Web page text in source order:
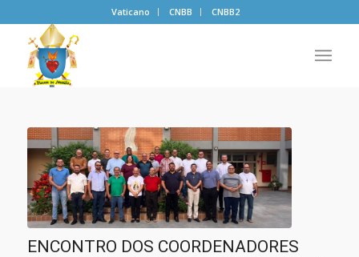
Vaticano CNBB CNBB2
ENCONTRO DOS COORDENADORES